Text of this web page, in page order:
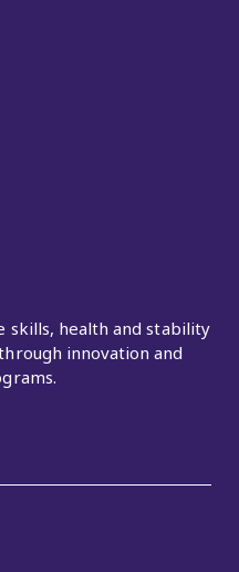
skills, health and stability
innovation and